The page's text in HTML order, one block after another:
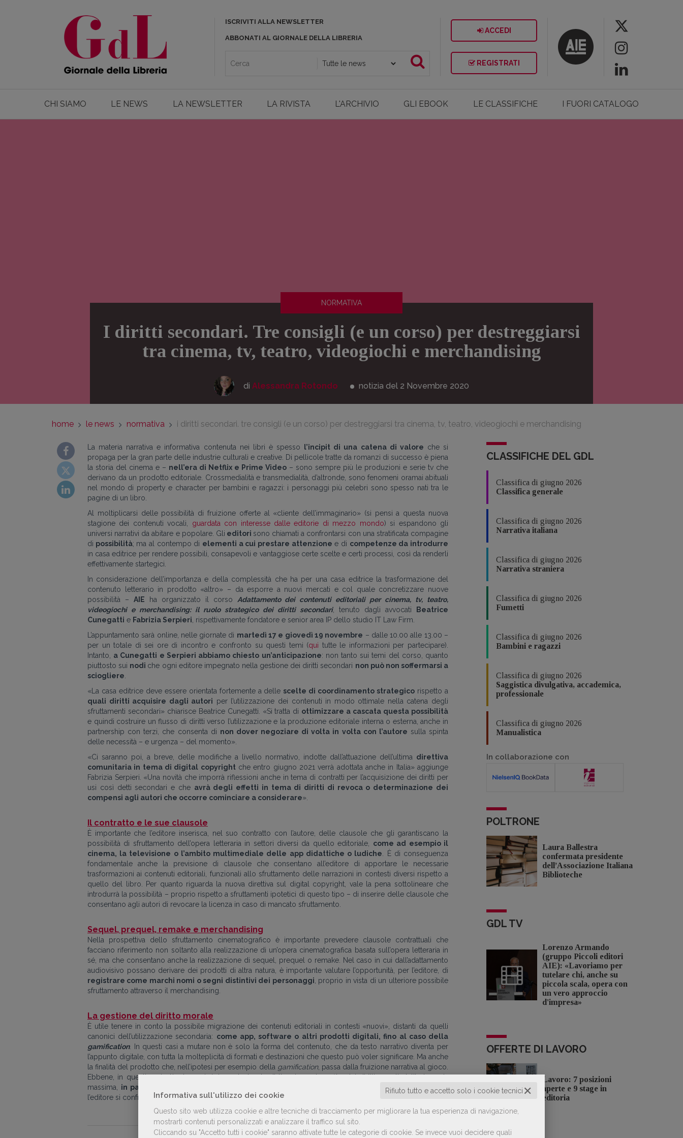
Informativa sull'utilizzo dei cookie ✕
Rifiuto tutto e accetto solo i cookie tecnici
Questo sito web utilizza cookie e altre tecniche di tracciamento per migliorare la tua esperienza di navigazione,
mostrarti contenuti personalizzati e analizzare il traffico sul sito.
Cliccando su "Accetto tutti i cookie" saranno attivate tutte le categorie di cookie. Se invece vuoi decidere quali
ISCRIVITI ALLA NEWSLETTER
ABBONATI AL GIORNALE DELLA LIBRERIA
ACCEDI
REGISTRATI
CHI SIAMO LE NEWS LA NEWSLETTER LA RIVISTA L'ARCHIVIO GLI EBOOK LE CLASSIFICHE I FUORI CATALOGO
NORMATIVA
I diritti secondari. Tre consigli (e un corso) per destreggiarsi
tra cinema, tv, teatro, videogiochi e merchandising
di Alessandra Rotondo notizia del 2 Novembre 2020
home le news normativa i diritti secondari. tre consigli (e un corso) per destreggiarsi tra cinema, tv, teatro, videogiochi e merchandising
La materia narrativa e informativa contenuta nei libri è spesso l’incipit di una catena di valore che si
propaga per la gran parte delle industrie culturali e creative. Di pellicole tratte da romanzi di successo è piena
la storia del cinema e – nell’era di Netflix e Prime Video – sono sempre più le produzioni e serie tv che
derivano da un prodotto editoriale. Crossmedialità e transmedialità, d’altronde, sono fenomeni oramai abituali
nel mondo di property e character per bambini e ragazzi: i personaggi più celebri sono spesso nati tra le
pagine di un libro.
Al moltiplicarsi delle possibilità di fruizione offerte al «cliente dell’immaginario» (si pensi a questa nuova
stagione dei contenuti vocali, guardata con interesse dalle editorie di mezzo mondo) si espandono gli
universi narrativi da abitare e popolare. Gli editori sono chiamati a confrontarsi con una stratificata compagine
di possibilità; ma al contempo di elementi a cui prestare attenzione e di competenze da introdurre
in casa editrice per rendere possibili, consapevoli e vantaggiose certe scelte e certi processi, così da renderli
effettivamente startegici.
In considerazione dell’importanza e della complessità che ha per una casa editrice la trasformazione del
contenuto letterario in prodotto «altro» – da esporre a nuovi mercati e col quale concretizzare nuove
possibilità – AIE ha organizzato il corso Adattamento dei contenuti editoriali per cinema, tv, teatro,
videogiochi e merchandising: il ruolo strategico dei diritti secondari, tenuto dagli avvocati
Beatrice
Cunegatti e Fabrizia Serpieri , rispettivamente fondatore e senior area IP dello studio IT Law Firm.
L’appuntamento sarà online, nelle giornate di martedì 17 e giovedì 19 novembre – dalle 10.00 alle 13.00 –
per un totale di sei ore di incontro e confronto su questi temi (qui tutte le informazioni per partecipare).
Intanto, a Cunegatti e Serpieri abbiamo chiesto un’anticipazione: non tanto sui temi del corso, quanto
piuttosto sui nodi che ogni editore impegnato nella gestione dei diritti secondari non può non soffermarsi a
sciogliere
«La casa editrice deve essere orientata fortemente a delle scelte di coordinamento strategico rispetto a
quali diritti acquisire dagli autori per l’utilizzazione dei contenuti in modo ottimale nella catena degli
sfruttamenti secondari» chiarisce Beatrice Cunegatti. «Si tratta di ottimizzare a cascata questa possibilità
e quindi costruire un flusso di diritti verso l’utilizzazione e la produzione editoriale interna o esterna, anche in
partnership con terzi, che consenta di non d over negoziare di volta in volta con l’autore sulla spinta
delle necessità – e urgenza – del momento».
«Ci saranno poi, a breve, delle modifiche a livello normativo, indotte dall’attuazione dell’ultima direttiva
comunitaria in tema di digital copyrightche entro giugno 2021 verrà adottata anche in Italia» aggiunge
Fabrizia Serpieri. «Una novità che imporrà riflessioni anche in tema di contratti per l’acquisizione dei diritti per
usi così detti secondari e che avrà degli effetti in tema di diritti di revoca o determinazione dei
compensi agli autori che occorre cominciare a considerare».
Il contratto e le sue clausole
È importante che l’editore inserisca, nel suo contratto con l’autore, delle clausole che gli garantiscano la
possibilità di sfruttamento dell’opera letteraria in settori diversi da quello editoriale, come ad esempio il
cinema, la televisione o l’ambito multimediale delle app didattiche o ludiche . È di conseguenza
fondamentale anche la previsione di clausole che consentano all’editore di apportare le necessarie
trasformazioni ai contenuti editoriali, funzionali allo sfruttamento delle narrazioni in contesti diversi rispetto a
quello del libro. Per quanto riguarda la nuova direttiva sul digital copyright, vale la pena sottolineare che
introdurrà la possibilità – proprio rispetto a sfruttamenti ipotetici di questo tipo – di inserire delle clausole che
consentano agli autori di revocare la licenza in caso di mancato sfruttamento.
Sequel, prequel, remake e merchandising
Nella prospettiva dello sfruttamento cinematografico è importante prevedere clausole contrattuali che
facciano riferimento non soltanto alla realizzazione di un’opera cinematografica basata sull’opera letteraria in
sé, ma che consentano anche la realizzazione di sequel, prequel o remake. Nel caso in cui dall’adattamento
audiovisivo possano derivare dei prodotti di altra natura, è importante valutare l’opportunità, per l’editore, di
registrare come marchi nomi o segni distintivi dei personaggi , proprio in vista di un ulteriore possibile
sfruttamento attraverso il merchandising.
La gestione del diritto morale
È utile tenere in conto la possibile migrazione dei contenuti editoriali in contesti «nuovi», distanti da quelli
canonici dell’utilizzazione secondaria: come app, software o altri prodotti digitali, fino al caso della
gamification. In questi casi a mutare non è solo la forma del contenuto, che da testo narrativo diventa per
l’appunto digitale, con tutta la molteplicità di formati e destinazioni che questo può voler significare. Ma anche
la finalità del prodotto che, nell’ipotesi per esempio della gamification, passa dalla fruizione narrativa al gioco.
Ebbene, in questi casi più che mai, è importante che l’attenzione al profilo dei diritti morali dell’autore sia
massima, in particolare al diritto di integrità
. Un’attenzione che potrebbe sfuggire nel momento in cui
l’editore si confronta con un contesto d’approdo della materia letteraria tanto distante da quello di partenza.
CLASSIFICHE DEL GDL
Classifica di giugno 2026
Classifica generale
Classifica di giugno 2026
Narrativa italiana
Classifica di giugno 2026
Narrativa straniera
Classifica di giugno 2026
Fumetti
Classifica di giugno 2026
Bambini e ragazzi
Classifica di giugno 2026
Saggistica divulgativa, accademica,
professionale
Classifica di giugno 2026
Manualistica
In collaborazione con
POLTRONE
Laura Ballestra
confermata presidente
dell’Associazione Italiana
Biblioteche
GDL TV
Lorenzo Armando
(gruppo Piccoli editori
AIE): «Lavoriamo per
tutelare chi, anche su
piccola scala, opera con
un vero approccio
d'impresa»
OFFERTE DI LAVORO
Lavoro: 7 posizioni
aperte e 9 stage in
editoria